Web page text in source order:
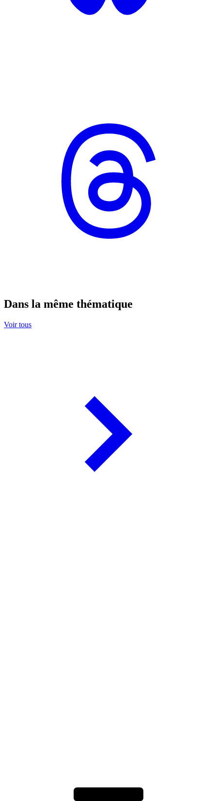
Dans la même thématique
Voir tous